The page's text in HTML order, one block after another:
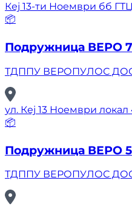
Кеј 13-ти Ноември бб
📦
Подружница ВЕРО
ТДППУ ВЕРОПУЛОС
ул. Кеј 13 Ноември
📦
Подружница ВЕРО
ТДППУ ВЕРОПУЛОС